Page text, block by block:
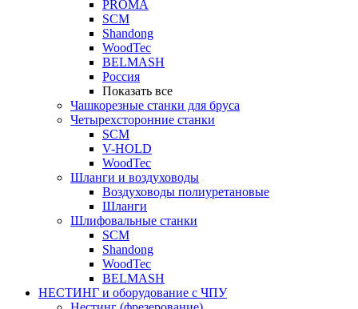
PROMA
SCM
Shandong
WoodTec
BELMASH
Россия
Показать все
Чашкорезные станки для бруса
Четырехсторонние станки
SCM
V-HOLD
WoodTec
Шланги и воздуховоды
Воздуховоды полиуретановые
Шланги
Шлифовальные станки
SCM
Shandong
WoodTec
BELMASH
НЕСТИНГ и оборудование с ЧПУ